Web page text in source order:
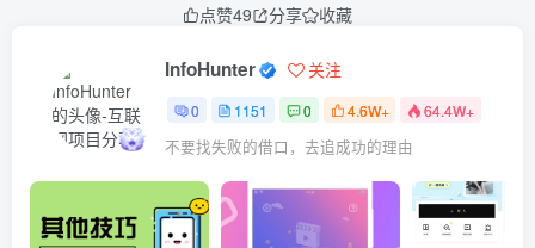
点赞49 分享 收藏
InfoHunter 关注
0 1151 0 4.6W+ 64.4W+
不要找失败的借口，去追成功的理由